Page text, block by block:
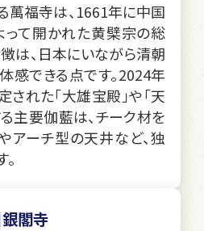
萬福寺は、1661年に中国
って開かれた黄檗宗の総
は、日本にいながら清朝
感できる点です。2024年
れた「大雄宝殿」や「天
主要伽藍は、チーク材を
アーチ型の天井など、独
銀閣寺